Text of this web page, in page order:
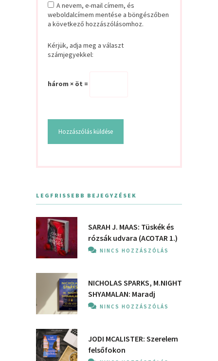
A nevem, e-mail címem, és
weboldalcímem mentése a böngészőben
a következő hozzászólásomhoz.
Kérjük, adja meg a választ
számjegyekkel:
három × öt =
LEGFRISSEBB BEJEGYZÉSEK
SARAH J. MAAS: Tüskék és
rózsák udvara (ACOTAR 1.)
NINCS HOZZÁSZÓLÁS
NICHOLAS SPARKS, M.NIGHT
SHYAMALAN: Maradj
NINCS HOZZÁSZÓLÁS
JODI MCALISTER: Szerelem
felsőfokon